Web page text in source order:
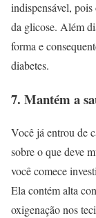
indispensável,
da glicose. Além
forma e
diabetes.
7. Mantém a
Você já entrou de
sobre o que deve
você comece
Ela contém alta
oxigenação nos